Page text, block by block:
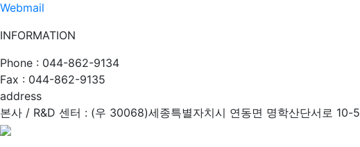
Webmail
INFORMATION
Phone : 044-862-9134
Fax : 044-862-9135
address
본사 / R&D 센터 : (우 30068)세종특별자치시 연동면 명학산단서로 10-5